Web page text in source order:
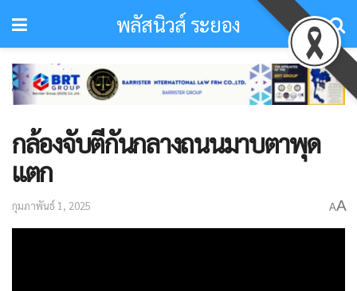
พลัสนิวส์ ระยอง
กล้องจับตีกันกลางถนนมาบตาพุด
แตก
กุมภาพันธ์ 1, 2025 AA